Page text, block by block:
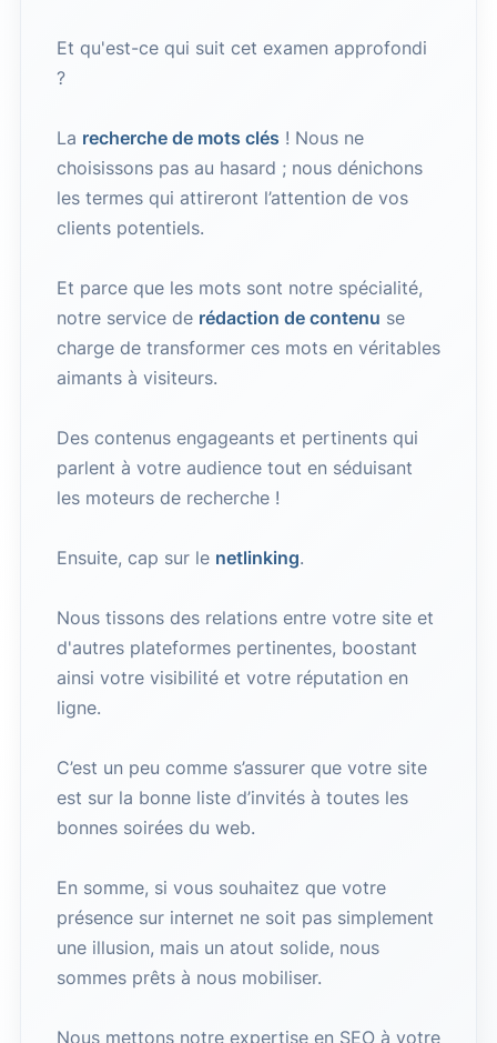
Et qu'est-ce qui suit cet examen approfondi
?
La recherche de mots clés ! Nous ne
choisissons pas au hasard ; nous dénichons
les termes qui attireront l’attention de vos
clients potentiels.
Et parce que les mots sont notre spécialité,
notre service de rédaction de contenu se
charge de transformer ces mots en véritables
aimants à visiteurs.
Des contenus engageants et pertinents qui
parlent à votre audience tout en séduisant
les moteurs de recherche !
Ensuite, cap sur le netlinking.
Nous tissons des relations entre votre site et
d'autres plateformes pertinentes, boostant
ainsi votre visibilité et votre réputation en
ligne.
C’est un peu comme s’assurer que votre site
est sur la bonne liste d’invités à toutes les
bonnes soirées du web.
En somme, si vous souhaitez que votre
présence sur internet ne soit pas simplement
une illusion, mais un atout solide, nous
sommes prêts à nous mobiliser.
Nous mettons notre expertise en SEO à votre